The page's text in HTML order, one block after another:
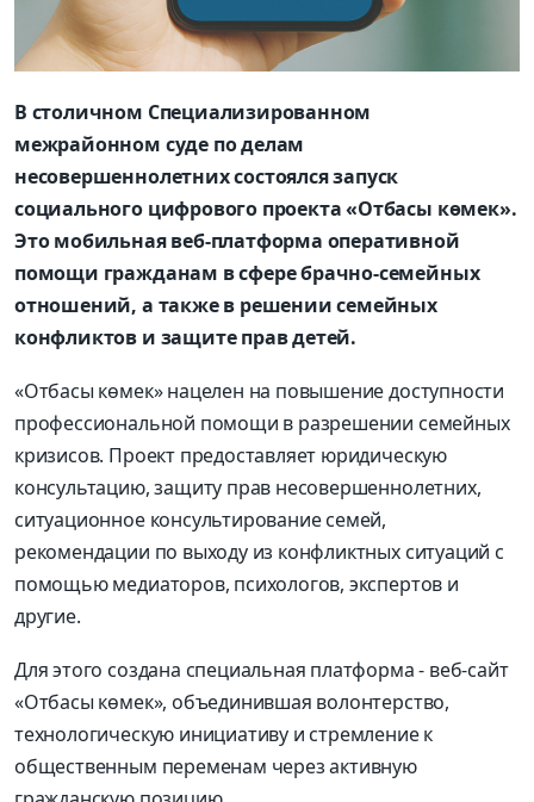
В столичном Специализированном
межрайонном суде по делам
несовершеннолетних состоялся запуск
социального цифрового проекта «Отбасы көмек».
Это мобильная веб-платформа оперативной
помощи гражданам в сфере брачно-семейных
отношений, а также в решении семейных
конфликтов и защите прав детей.
«Отбасы көмек» нацелен на повышение доступности
профессиональной помощи в разрешении семейных
кризисов. Проект предоставляет юридическую
консультацию, защиту прав несовершеннолетних,
ситуационное консультирование семей,
рекомендации по выходу из конфликтных ситуаций с
помощью медиаторов, психологов, экспертов и
другие.
Для этого создана специальная платформа - веб-сайт
«Отбасы көмек», объединившая волонтерство,
технологическую инициативу и стремление к
общественным переменам через активную